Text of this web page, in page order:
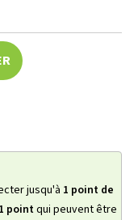
jusqu'à 1 point de
1 pointqui peuvent être